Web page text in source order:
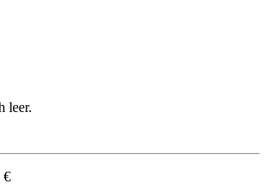
leer.
€